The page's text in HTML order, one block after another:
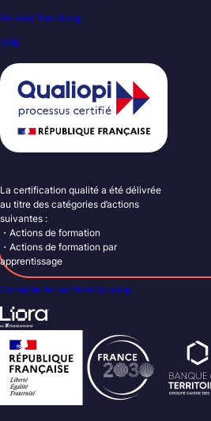
Accueil handicap
VAE
La certification qualité a été délivrée
au titre des catégories d’actions
suivantes :
・Actions de formation
・Actions de formation par
apprentissage
Consulter le certificat Qualiopi